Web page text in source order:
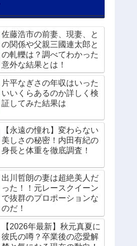
佐藤浩市の前妻、現妻、と
の関係や父親三國連太郎と
の軋轢は？調べてわかった
意外な結果とは！
片平なぎさの年収はいった
いいくらあるのか詳しく検
証してみた結果は
【永遠の憧れ】変わらない
美しさの秘密！内田有紀の
身長と体重を徹底調査！
出川哲朗の妻は超絶美人だ
った！！元レースクイーン
で抜群のプロポーションな
のだ！
【2026年最新】秋元真夏に
彼氏の噂？卒業後の恋愛解